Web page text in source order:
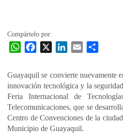
Compártelo por:
W
t
s
A
p
p
e
b
o
o
k
k
e
d
I
n
a
r
t
Guayaquil se convierte nuevamente
innovación tecnológica y la
Feria Internacional de
Telecomunicaciones, que se
Centro de Convenciones de la
Municipio de Guayaquil.